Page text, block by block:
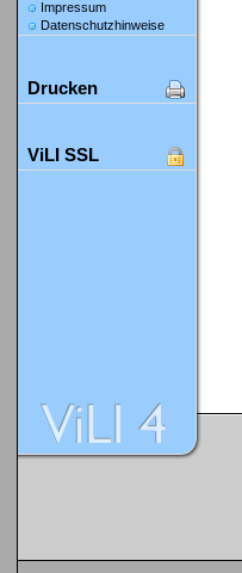
Impressum
Datenschutzhinweise
Drucken
ViLI SSL